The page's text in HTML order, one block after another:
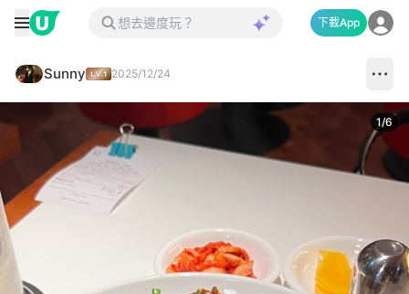
下載App
Sunny 2025/12/24
1/6